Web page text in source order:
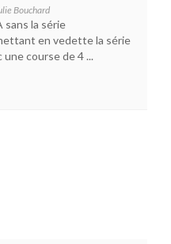
Bouchard
sans la série
en vedette la série
course de 4 ...